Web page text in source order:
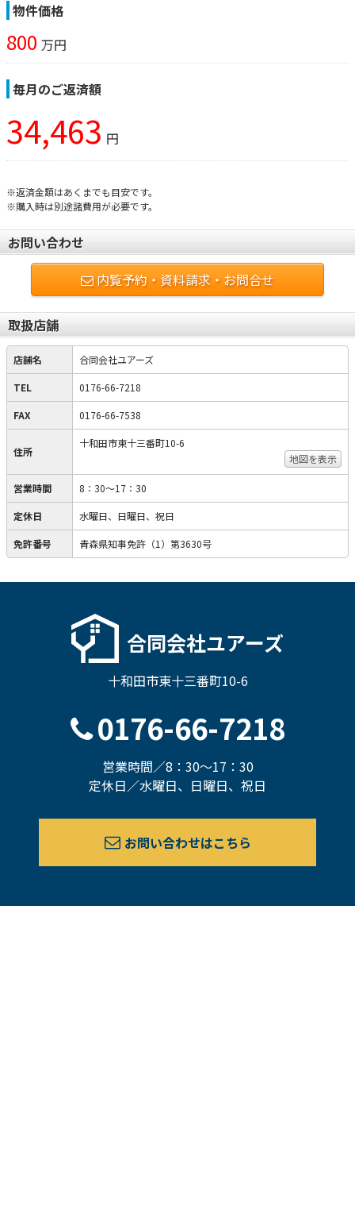
物件価格
800 万円
毎月のご返済額
34,463 円
※返済金額はあくまでも目安です。
※購入時は別途諸費用が必要です。
お問い合わせ
内覧予約・資料請求・お問合せ
取扱店舗
店舗名 合同会社ユアーズ
TEL 0176-66-7218
FAX 0176-66-7538
住所
十和田市東十三番町10-6
地図を表示
営業時間 8：30～17：30
定休日 水曜日、日曜日、祝日
免許番号 青森県知事免許（1）第3630号
合同会社ユアーズ
十和田市東十三番町10-6
0176-66-7218
営業時間／8：30～17：30
定休日／水曜日、日曜日、祝日
お問い合わせはこちら